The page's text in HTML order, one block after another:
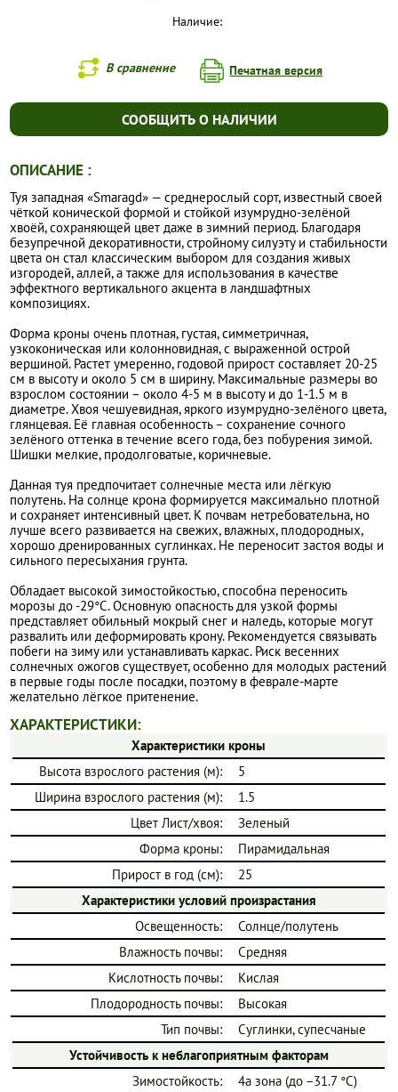
Наличие:
В сравнение Печатная версия
СООБЩИТЬ О НАЛИЧИИ
ОПИСАНИЕ :
Туя западная «Smaragd» — среднерослый сорт, известный своей
чёткой конической формой и стойкой изумрудно-зелёной
хвоёй, сохраняющей цвет даже в зимний период. Благодаря
безупречной декоративности, стройному силуэту и стабильности
цвета он стал классическим выбором для создания живых
изгородей, аллей, а также для использования в качестве
эффектного вертикального акцента в ландшафтных
композициях.
Форма кроны очень плотная, густая, симметричная,
узкоконическая или колонновидная, с выраженной острой
вершиной. Растет умеренно, годовой прирост составляет 20-25
см в высоту и около 5 см в ширину. Максимальные размеры во
взрослом состоянии – около 4-5 м в высоту и до 1-1.5 м в
диаметре. Хвоя чешуевидная, яркого изумрудно-зелёного цвета,
глянцевая. Её главная особенность – сохранение сочного
зелёного оттенка в течение всего года, без побурения зимой.
Шишки мелкие, продолговатые, коричневые.
Данная туя предпочитает солнечные места или лёгкую
полутень. На солнце крона формируется максимально плотной
и сохраняет интенсивный цвет. К почвам нетребовательна, но
лучше всего развивается на свежих, влажных, плодородных,
хорошо дренированных суглинках. Не переносит застоя воды и
сильного пересыхания грунта.
Обладает высокой зимостойкостью, способна переносить
морозы до -29°C. Основную опасность для узкой формы
представляет обильный мокрый снег и наледь, которые могут
развалить или деформировать крону. Рекомендуется связывать
побеги на зиму или устанавливать каркас. Риск весенних
солнечных ожогов существует, особенно для молодых растений
в первые годы после посадки, поэтому в феврале-марте
желательно лёгкое притенение.
ХАРАКТЕРИСТИКИ:
Характеристики кроны
Высота взрослого растения (м):
5
Ширина взрослого растения (м):
1.5
Цвет Лист/хвоя:
Зеленый
Форма кроны:
Пирамидальная
Прирост в год (см):
25
Характеристики условий произрастания
Освещенность:
Солнце/полутень
Влажность почвы:
Средняя
Кислотность почвы:
Кислая
Плодородность почвы:
Высокая
Тип почвы:
Суглинки, супесчаные
Устойчивость к неблагоприятным факторам
Зимостойкость:
4a зона (до −31.7 °C)